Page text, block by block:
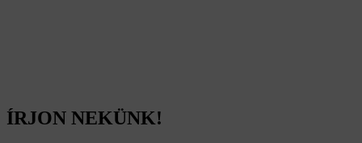
ÍRJON NEKÜNK!